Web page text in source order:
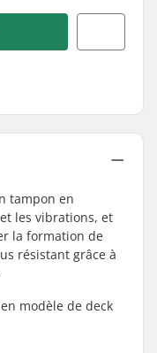
tampon en
les vibrations, et
la formation de
résistant grâce à
modèle de deck